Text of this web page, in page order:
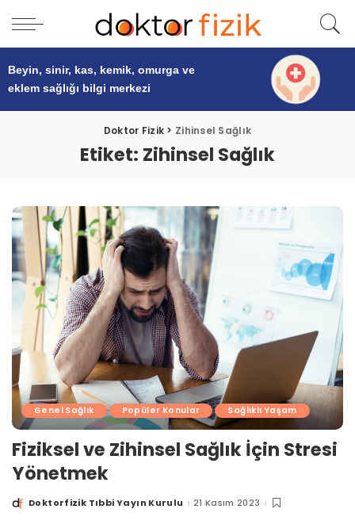
Beyin, sinir, kas, kemik, omurga ve
eklem sağlığı bilgi merkezi
Doktor Fizik > Zihinsel Sağlık
Etiket: Zihinsel Sağlık
Genel Sağlık Popüler Konular Sağlıklı Yaşam
Fiziksel ve Zihinsel Sağlık İçin Stresi
Yönetmek
PostedDoktorfizik Tıbbi Yayın Kurulu 21 Kasım 2023